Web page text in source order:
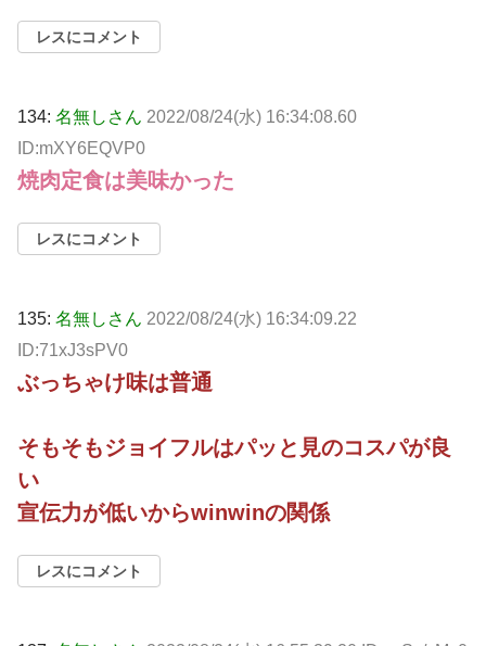
レスにコメント
134: 名無しさん 2022/08/24(水) 16:34:08.60
ID:mXY6EQVP0
焼肉定食は美味かった
レスにコメント
135: 名無しさん 2022/08/24(水) 16:34:09.22
ID:71xJ3sPV0
ぶっちゃけ味は普通
そもそもジョイフルはパッと見のコスパが良
い
宣伝力が低いからwinwinの関係
レスにコメント